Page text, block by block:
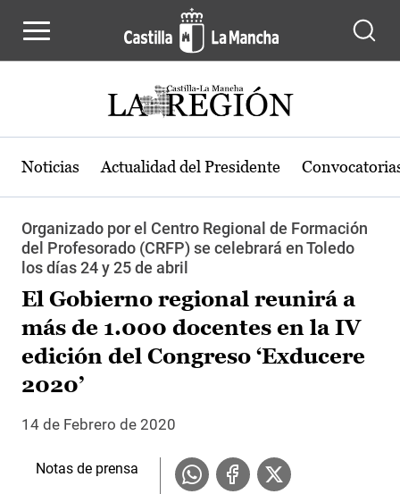
Noticias Actualidad del Presidente
Organizado por el Centro Regional de Formación
del Profesorado (CRFP) se celebrará en Toledo
los días 24 y 25 de abril
El Gobierno regional reunirá a
más de 1.000 docentes en la IV
edición del Congreso ‘Exducere
2020’
14 de Febrero de 2020
Notas de prensa